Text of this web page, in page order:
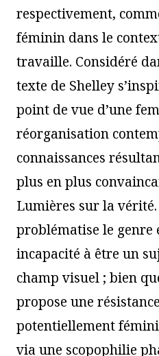
respectivement,
féminin dans le
travaille. Considéré
texte de Shelley
point de vue d’une
réorganisation
connaissances
plus en plus
Lumières sur la
problématise le genre
incapacité à être un
champ visuel ; bien
propose une
potentiellement
via une scopophilie